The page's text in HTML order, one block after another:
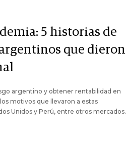
5 historias de
que dieron
argentino y obtener rentabilidad en
motivos que llevaron a estas
Unidos y Perú, entre otros mercados.